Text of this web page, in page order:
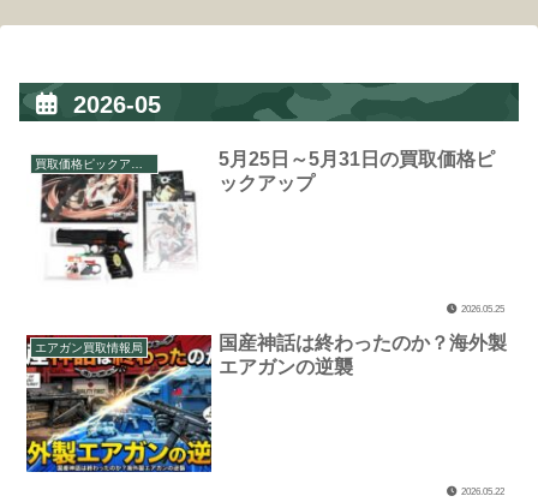
2026-05
買取価格ピックアップ
5月25日～5月31日の買取価格ピ
ックアップ
2026.05.25
エアガン買取情報局
国産神話は終わったのか？海外製
エアガンの逆襲
2026.05.22